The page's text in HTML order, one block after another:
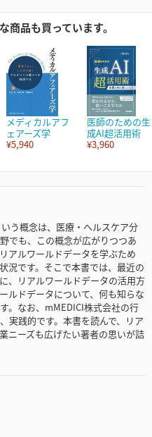
商品も買っています。
メディカルアフ
ェアーズ学
¥5,940
医師のための生
成AI超活用術
¥3,960
う概念は、医療・ヘルスケア分
でも、この概念が広がりつつあ
アルワールドデータを学ぶため
況です。そこで本書では、最近の
、リアルワールドデータの活用方
ルドデータについて、何も知らな
。なお、mMEDICI株式会社の行
実践的です。本書を読んで、リア
ニーズも広げたい著者の思いが詰